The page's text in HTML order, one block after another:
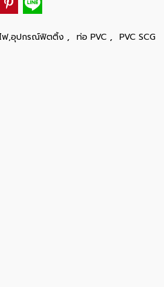
ฟ,อุปกรณ์ฟิตติ้ง , ท่อ PVC , PVC SCG